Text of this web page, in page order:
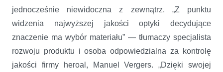
jednocześnie niewidoczna z zewnątrz. „Z punktu
widzenia najwyższej jakości optyki decydujące
znaczenie ma wybór materiału” — tłumaczy specjalista
rozwoju produktu i osoba odpowiedzialna za kontrolę
jakości firmy heroal, Manuel Vergers. „Dzięki swojej